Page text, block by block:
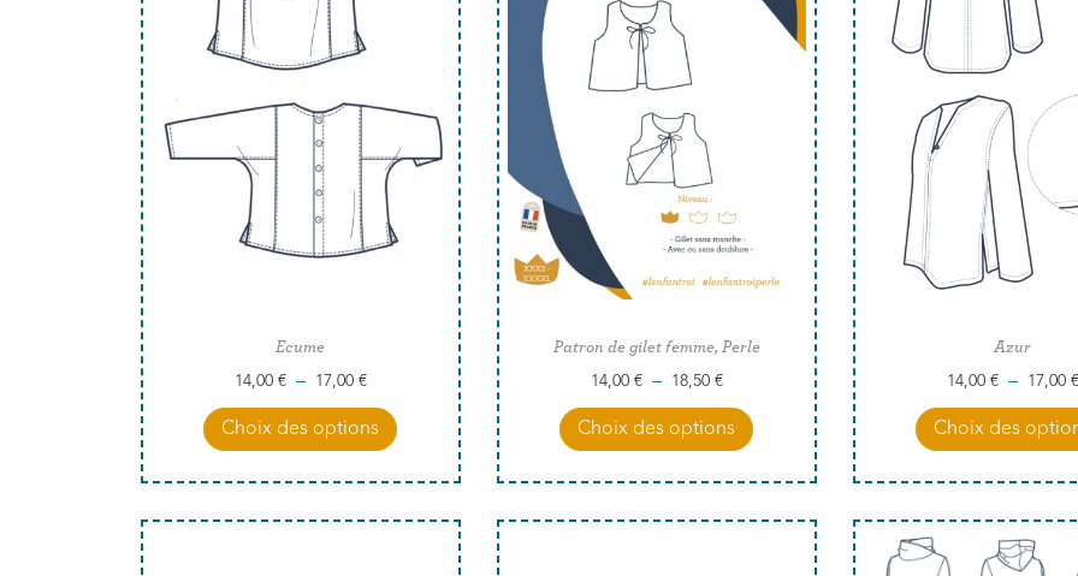
Ecume
14,00 € – 17,00 €
Choix des options
Patron de gilet femme, Perle
14,00 € – 18,50 €
Choix des options
Azur
14,00 € – 17,00 €
Choix des